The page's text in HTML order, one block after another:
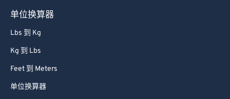
单位换算器
Lbs 到 Kg
Kg 到 Lbs
Feet 到 Meters
单位换算器